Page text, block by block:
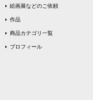
絵画展などのご依頼
作品
商品カテゴリ一覧
プロフィール